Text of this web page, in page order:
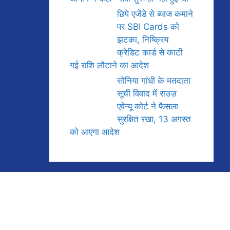
छिपे एजेंडे से ब्याज कमाने
पर SBI Cards को
झटका, निष्क्रिय
क्रेडिट कार्ड से काटी
गई राशि लौटाने का आदेश
सोनिया गांधी के मतदाता
सूची विवाद में राउज़
एवेन्यू कोर्ट ने फैसला
सुरक्षित रखा, 13 अगस्त
को आएगा आदेश